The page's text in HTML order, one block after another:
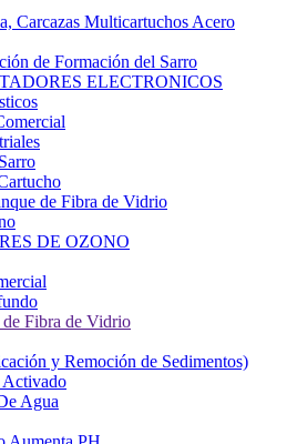
Carcazas Multicartuchos Acero
de Formación del Sarro
ELECTRONICOS
de Fibra de Vidrio
DE OZONO
Fibra de Vidrio
y Remoción de Sedimentos)
Activado
Agua